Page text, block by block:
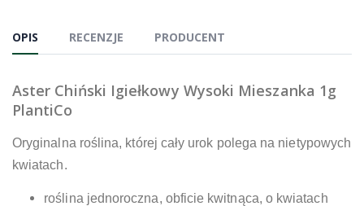
OPIS RECENZJE PRODUCENT
Aster Chiński Igiełkowy Wysoki Mieszanka 1g
PlantiCo
Oryginalna roślina, której cały urok polega na nietypowych
kwiatach.
roślina jednoroczna, obficie kwitnąca, o kwiatach